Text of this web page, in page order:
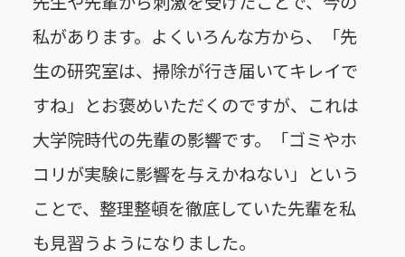
私があります。よくいろんな方から、「先
生の研究室は、掃除が行き届いてキレイで
すね」とお褒めいただくのですが、これは
大学院時代の先輩の影響です。「ゴミやホ
コリが実験に影響を与えかねない」という
ことで、整理整頓を徹底していた先輩を私
も見習うようになりました。